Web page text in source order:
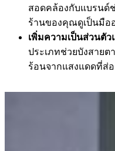
สอดคล้องกับแบรนด์
ร้านของคุณดูเป็นมือ
เพิ่มความเป็นส่วนตั
ประเภทช่วยบังสายต
ร้อนจากแสงแดดที่ส่